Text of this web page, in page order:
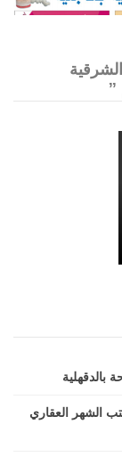
”
الشهر العقاري